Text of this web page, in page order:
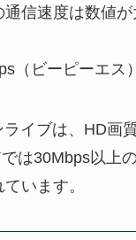
信速度は数値
（ビーピーエス
イブは、HD画
は30Mbps以上
います。